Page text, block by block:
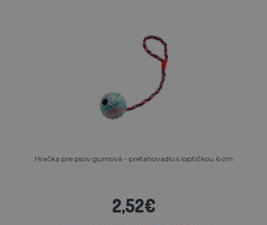
Hračka pre psov gumová - preťahovadlo s loptičkou 6 cm
2,52€